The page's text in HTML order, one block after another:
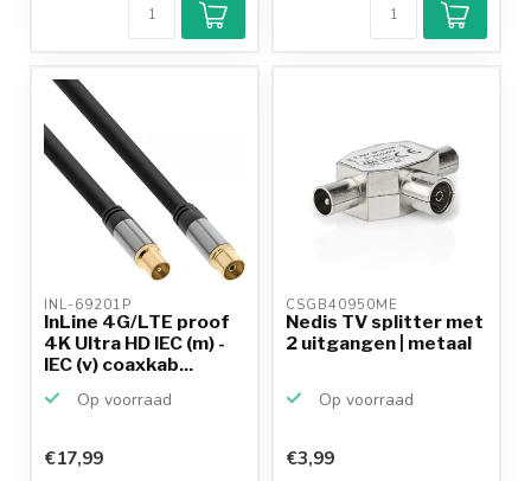
INL-69201P
InLine 4G/LTE proof
4K Ultra HD IEC (m) -
IEC (v) coaxkab...
Op voorraad
€17,99
CSGB40950ME
Nedis TV splitter met
2 uitgangen | metaal
Op voorraad
€3,99